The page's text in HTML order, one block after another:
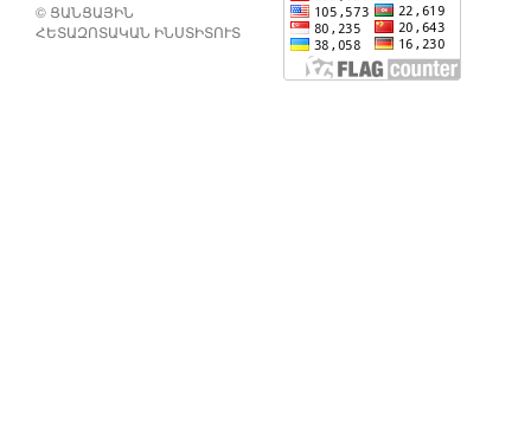
© ՑԱՆՑԱՅԻՆ
ՀԵՏԱԶՈՏԱԿԱՆ ԻՆՍՏԻՏՈՒՏ